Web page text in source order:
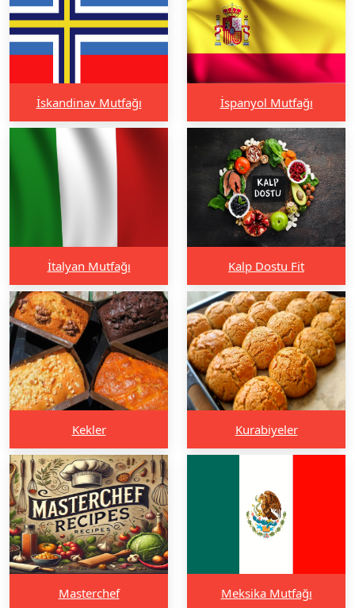
İskandinav Mutfağı İspanyol Mutfağı
İtalyan Mutfağı Kalp Dostu Fit
Kekler Kurabiyeler
Masterchef Meksika Mutfağı